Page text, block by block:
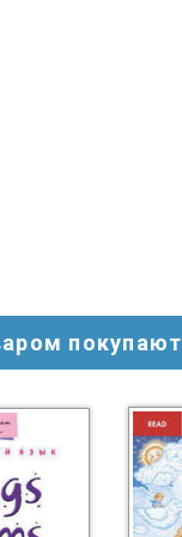
покупают